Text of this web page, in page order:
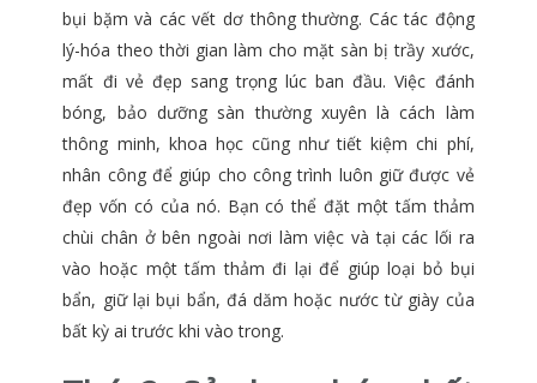
bụi bặm và các vết dơ thông thường. Các tác động
lý-hóa theo thời gian làm cho mặt sàn bị trầy xước,
mất đi vẻ đẹp sang trọng lúc ban đầu. Việc đánh
bóng, bảo dưỡng sàn thường xuyên là cách làm
thông minh, khoa học cũng như tiết kiệm chi phí,
nhân công để giúp cho công trình luôn giữ được vẻ
đẹp vốn có của nó. Bạn có thể đặt một tấm thảm
chùi chân ở bên ngoài nơi làm việc và tại các lối ra
vào hoặc một tấm thảm đi lại để giúp loại bỏ bụi
bẩn, giữ lại bụi bẩn, đá dăm hoặc nước từ giày của
bất kỳ ai trước khi vào trong.